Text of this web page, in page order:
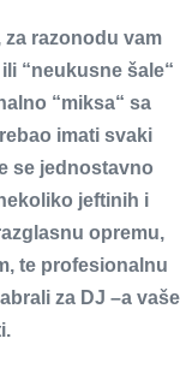
razonodu vam
“neukusne šale“
“miksa“ sa
imati svaki
se jednostavno
jeftinih i
opremu,
te profesionalnu
za DJ –a vaše